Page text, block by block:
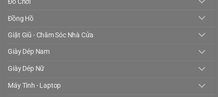
Đồng Hồ
Giặt Giũ - Chăm Sóc Nhà Cửa
Giày Dép Nam
Giày Dép Nữ
Máy Tính - Laptop